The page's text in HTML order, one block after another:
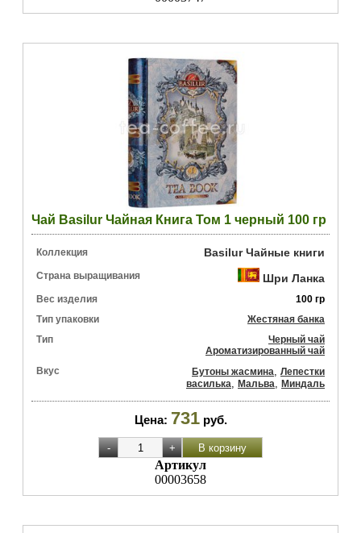
Чай Basilur Чайная Книга Том 1 черный 100 гр
Коллекция Basilur Чайные книги
Страна выращивания Шри Ланка
Вес изделия
100 гр
Тип упаковки
Жестяная банка
Тип
Черный чай
Ароматизированный чай
Вкус
Бутоны жасмина, Лепестки
василька, Мальва, Миндаль
Цена: 731 руб.
Артикул
00003658